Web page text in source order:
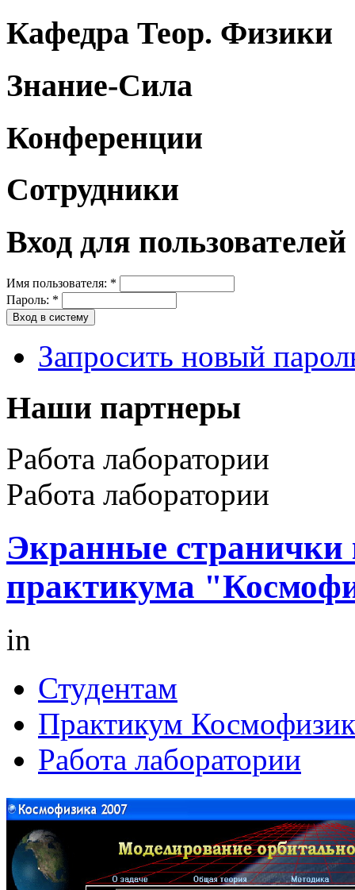
Кафедра Теор. Физики
Знание-Сила
Конференции
Сотрудники
Вход для пользователей
Имя пользователя: *
Пароль: *
Запросить новый
Наши партнеры
Работа лаборатории
Работа лаборатории
Экранные странички
практикума
in
Студентам
Практикум
Работа лаборатории